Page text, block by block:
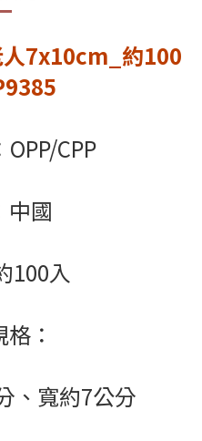
7x10cm 約100
CPP
中國
100入
：
、寬約7公分